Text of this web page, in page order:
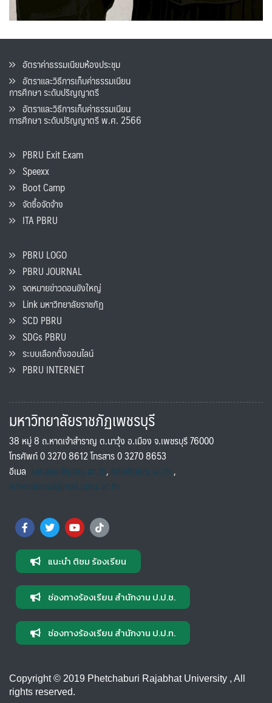
อัตราค่าธรรมเนียมห้องประชุม
อัตราและวิธีการเก็บค่าธรรมเนียน
การศึกษา ระดับปริญญาตรี
อัตราและวิธีการเก็บค่าธรรมเนียน
การศึกษา ระดับปริญญาตรี พ.ศ. 2566
PBRU Exit Exam
Speexx
Boot Camp
จัดซื้อจัดจ้าง
ITA PBRU
PBRU LOGO
PBRU JOURNAL
จดหมายข่าวดอนขังใหญ่
Link มหาวิทยาลัยราชภัฏ
SCD PBRU
SDGs PBRU
ระบบเลือกตั้งออนไลน์
PBRU INTERNET
มหาวิทยาลัยราชภัฏเพชรบุรี
38 หมู่ 8 ถ.หาดเจ้าสำราญ ต.นาวุ้ง อ.เมือง จ.เพชรบุรี 76000
โทรศัพท์ 0 3270 8612 โทรสาร 0 3270 8653
อีเมล saraban@pbru.ac.th, info@pbru.ac.th,
international@mail.pbru.ac.th
แนะนำ ติชม ร้องเรียน
ช่องทางร้องเรียน สำนักงาน ป.ป.ช.
ช่องทางร้องเรียน สำนักงาน ป.ป.ท.
Copyright © 2019 Phetchaburi Rajabhat University , All
rights reserved.